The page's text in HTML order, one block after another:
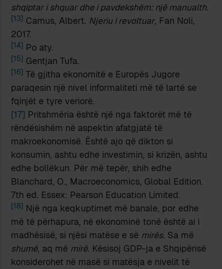
shqiptar i shquar dhe i pavdekshëm: një manualth.
[13] Camus, Albert. Njeriu i revoltuar, Fan Noli,
2017.
[14] Po aty.
[15] Gentjan Tufa.
[16] Të gjitha ekonomitë e Europës Jugore
paraqesin një nivel informaliteti më të lartë se
fqinjët e tyre veriorë.
[17] Pritshmëria është një nga faktorët më të
rëndësishëm në aspektin afatgjatë të
makroekonomisë. Është ajo që dikton si
konsumin, ashtu edhe investimin, si krizën, ashtu
edhe bollëkun. Për më tepër, shih edhe
Blanchard, O., Macroeconomics, Global Edition.
7th ed. Essex: Pearson Education Limited.
[18] Një nga keqkuptimet më banale, por edhe
më të përhapura, në ekonominë tonë është ai i
madhësisë, si njësi matëse e së mirës. Sa më
shumë, aq më mirë. Kësisoj GDP-ja e Shqipërisë
konsiderohet në masë si matësja e nivelit të